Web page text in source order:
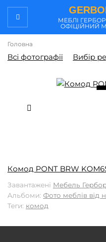
МЕБЛI ГЕРБОР
ОФІЦІЙНИЙ
Головна
Всі фотографії Вибір
Комод PONT BRW
Завантажені Мебель
Альбоми: Фото меблів від
Теги: комод